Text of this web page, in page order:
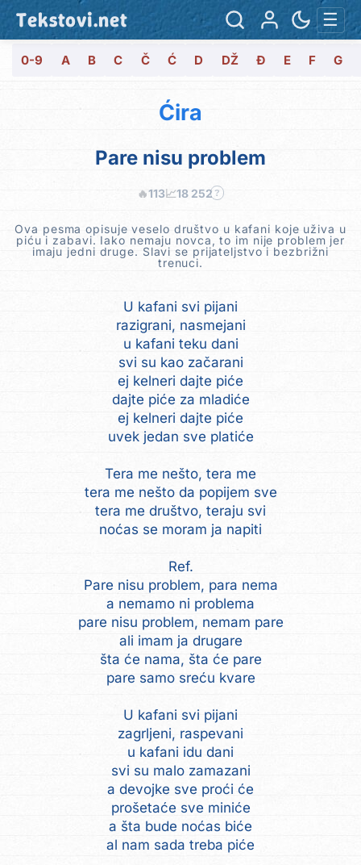
Tekstovi.net ☰
0-9 A B C Č Ć D DŽ Đ E F G
Ćira
Pare nisu problem
🔥113📈18 252 ?
Ova pesma opisuje veselo društvo u kafani koje uživa u
piću i zabavi. Iako nemaju novca, to im nije problem jer
imaju jedni druge. Slavi se prijateljstvo i bezbrižni
trenuci.
U kafani svi pijani
razigrani, nasmejani
u kafani teku dani
svi su kao začarani
ej kelneri dajte piće
dajte piće za mladiće
ej kelneri dajte piće
uvek jedan sve platiće
Tera me nešto, tera me
tera me nešto da popijem sve
tera me društvo, teraju svi
noćas se moram ja napiti
Ref.
Pare nisu problem, para nema
a nemamo ni problema
pare nisu problem, nemam pare
ali imam ja drugare
šta će nama, šta će pare
pare samo sreću kvare
U kafani svi pijani
zagrljeni, raspevani
u kafani idu dani
svi su malo zamazani
a devojke sve proći će
prošetaće sve miniće
a šta bude noćas biće
al nam sada treba piće